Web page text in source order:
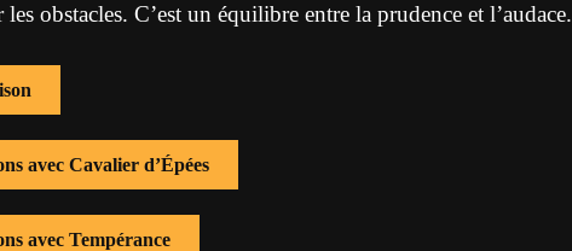
obstacles. C’est un équilibre entre la prudence et l’audace.
avec Cavalier d’Épées
avec Tempérance